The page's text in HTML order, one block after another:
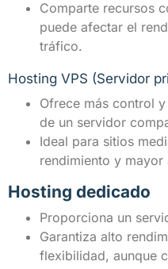
Comparte recursos
puede afectar el
tráfico.
Hosting VPS (Servidor
Ofrece más control
de un servidor
Ideal para sitios
rendimiento y mayor
Hosting dedicado
Proporciona un
Garantiza alto
flexibilidad, aunque